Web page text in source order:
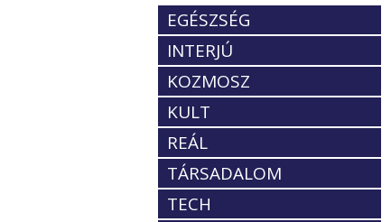
EGÉSZSÉG
INTERJÚ
KOZMOSZ
KULT
REÁL
TÁRSADALOM
TECH